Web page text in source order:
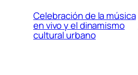
Celebración de la música
en vivo y el dinamismo
cultural urbano